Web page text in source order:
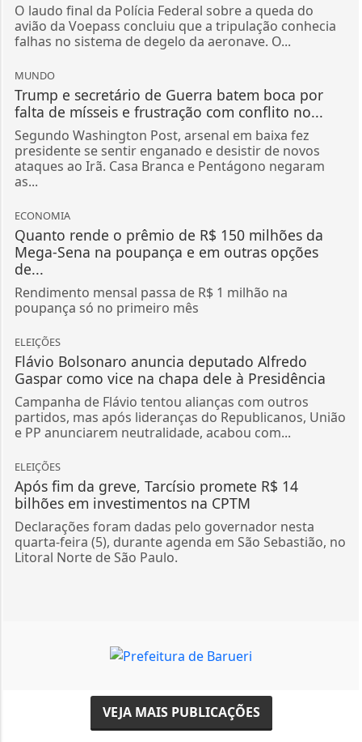
O laudo final da Polícia Federal sobre a queda do
avião da Voepass concluiu que a tripulação conhecia
falhas no sistema de degelo da aeronave. O...
MUNDO
Trump e secretário de Guerra batem boca por
falta de mísseis e frustração com conflito no...
Segundo Washington Post, arsenal em baixa fez
presidente se sentir enganado e desistir de novos
ataques ao Irã. Casa Branca e Pentágono negaram
as...
ECONOMIA
Quanto rende o prêmio de R$ 150 milhões da
Mega-Sena na poupança e em outras opções
de...
Rendimento mensal passa de R$ 1 milhão na
poupança só no primeiro mês
ELEIÇÕES
Flávio Bolsonaro anuncia deputado Alfredo
Gaspar como vice na chapa dele à Presidência
Campanha de Flávio tentou alianças com outros
partidos, mas após lideranças do Republicanos, União
e PP anunciarem neutralidade, acabou com...
ELEIÇÕES
Após fim da greve, Tarcísio promete R$ 14
bilhões em investimentos na CPTM
Declarações foram dadas pelo governador nesta
quarta-feira (5), durante agenda em São Sebastião, no
Litoral Norte de São Paulo.
VEJA MAIS PUBLICAÇÕES